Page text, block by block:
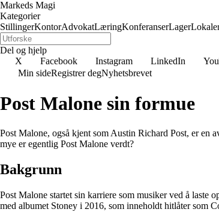
Markeds Magi
Kategorier
StillingerKontorAdvokatLæringKonferanserLager
Del og hjelp
X
Facebook Instagram LinkedIn
Min sideRegistrer degNyhetsbrevet
Post Malone sin formue
Post Malone, også kjent som Austin Richard Post, er en
mye er egentlig Post Malone verdt?
Bakgrunn
Post Malone startet sin karriere som musiker ved å laste
med albumet Stoney i 2016, som inneholdt hitlåter som